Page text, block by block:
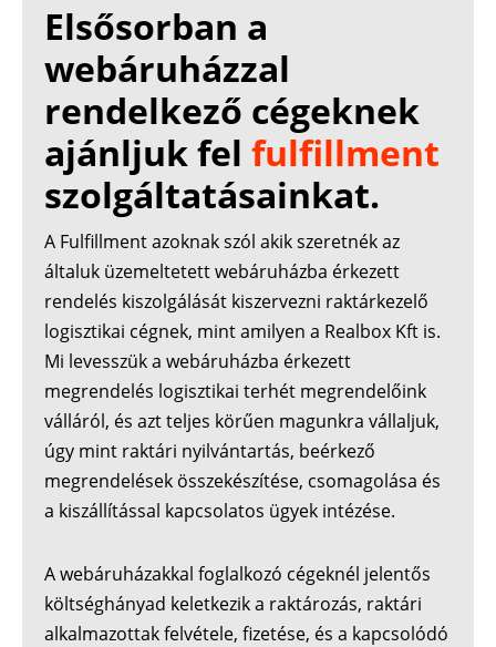
Elsősorban a
webáruházzal
rendelkező cégeknek
ajánljuk fel fulfillment
szolgáltatásainkat.
A Fulfillment azoknak szól akik szeretnék az
általuk üzemeltetett webáruházba érkezett
rendelés kiszolgálását kiszervezni raktárkezelő
logisztikai cégnek, mint amilyen a Realbox Kft is.
Mi levesszük a webáruházba érkezett
megrendelés logisztikai terhét megrendelőink
válláról, és azt teljes körűen magunkra vállaljuk,
úgy mint raktári nyilvántartás, beérkező
megrendelések összekészítése, csomagolása és
a kiszállítással kapcsolatos ügyek intézése.
A webáruházakkal foglalkozó cégeknél jelentős
költséghányad keletkezik a raktározás, raktári
alkalmazottak felvétele, fizetése, és a kapcsolódó